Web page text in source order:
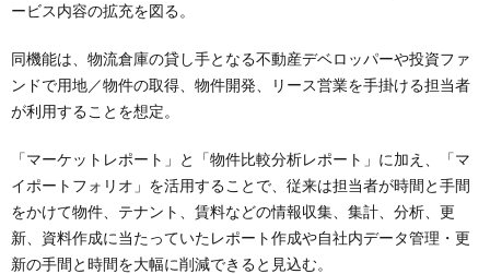
ービス内容の拡充を図る。
同機能は、物流倉庫の貸し手となる不動産デベロッパーや投資ファ
ンドで用地／物件の取得、物件開発、リース営業を手掛ける担当者
が利用することを想定。
「マーケットレポート」と「物件比較分析レポート」に加え、「マ
イポートフォリオ」を活用することで、従来は担当者が時間と手間
をかけて物件、テナント、賃料などの情報収集、集計、分析、更
新、資料作成に当たっていたレポート作成や自社内データ管理・更
新の手間と時間を大幅に削減できると見込む。